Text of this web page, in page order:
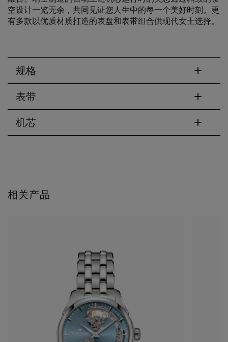
空设计一览无余，共同见证您人生中的每一个美好时刻。更
有多款以优质材质打造的表盘和表带组合供现代女士选择。
规格
表带
机芯
相关产品